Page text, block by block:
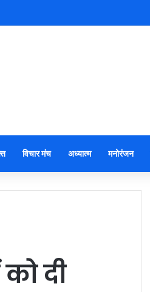
उपाय: डॉ. अनिल यादव
विचार मंच अध्यात्म मनोरंजन
दी